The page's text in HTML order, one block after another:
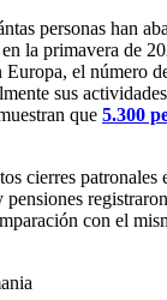
personas han
la primavera de
el número
sus
que 5.300
cierres
con el